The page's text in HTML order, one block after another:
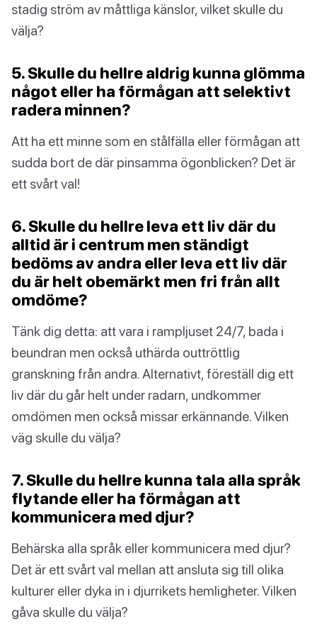
stadig ström av måttliga känslor, vilket skulle du
välja?
5. Skulle du hellre aldrig kunna glömma
något eller ha förmågan att selektivt
radera minnen?
Att ha ett minne som en stålfälla eller förmågan att
sudda bort de där pinsamma ögonblicken? Det är
ett svårt val!
6. Skulle du hellre leva ett liv där du
alltid är i centrum men ständigt
bedöms av andra eller leva ett liv där
du är helt obemärkt men fri från allt
omdöme?
Tänk dig detta: att vara i rampljuset 24/7, bada i
beundran men också uthärda outtröttlig
granskning från andra. Alternativt, föreställ dig ett
liv där du går helt under radarn, undkommer
omdömen men också missar erkännande. Vilken
väg skulle du välja?
7. Skulle du hellre kunna tala alla språk
flytande eller ha förmågan att
kommunicera med djur?
Behärska alla språk eller kommunicera med djur?
Det är ett svårt val mellan att ansluta sig till olika
kulturer eller dyka in i djurrikets hemligheter. Vilken
gåva skulle du välja?